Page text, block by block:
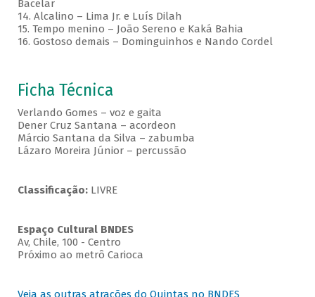
Bacelar
14. Alcalino – Lima Jr. e Luís Dilah
15. Tempo menino – João Sereno e Kaká Bahia
16. Gostoso demais – Dominguinhos e Nando Cordel
Ficha Técnica
Verlando Gomes – voz e gaita
Dener Cruz Santana – acordeon
Márcio Santana da Silva – zabumba
Lázaro Moreira Júnior – percussão
Classificação: LIVRE
Espaço Cultural BNDES
Av, Chile, 100 - Centro
Próximo ao metrô Carioca